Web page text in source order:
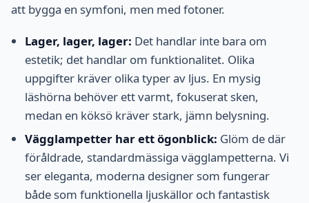
att bygga en symfoni, men med fotoner.
Lager, lager, lager: Det handlar inte bara om
estetik; det handlar om funktionalitet. Olika
uppgifter kräver olika typer av ljus. En mysig
läshörna behöver ett varmt, fokuserat sken,
medan en köksö kräver stark, jämn belysning.
Vägglampetter har ett ögonblick: Glöm de där
föråldrade, standardmässiga vägglampetterna. Vi
ser eleganta, moderna designer som fungerar
både som funktionella ljuskällor och fantastisk